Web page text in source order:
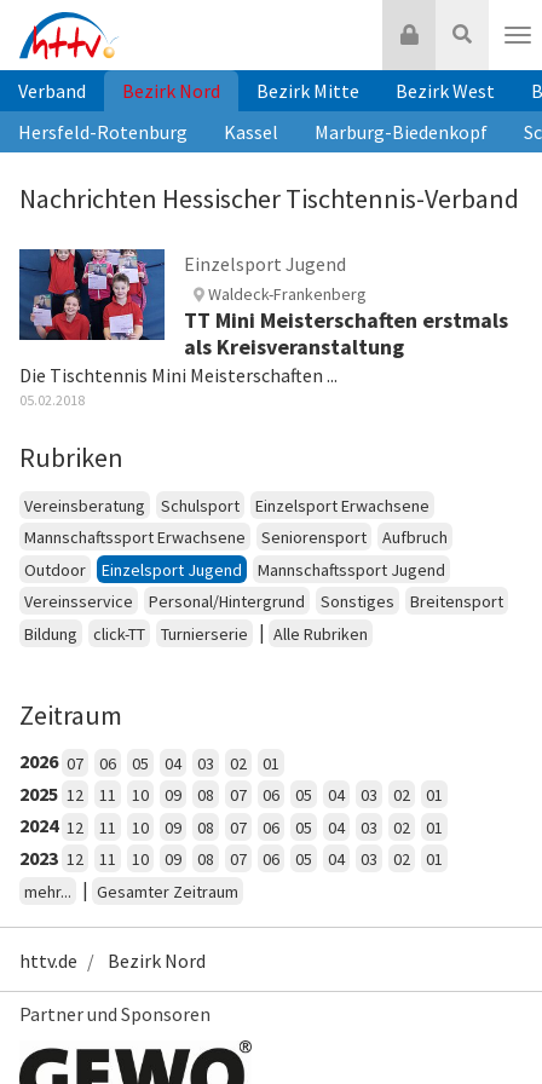
Inhalt
springen
Suche
Login
Verband Bezirk Nord Bezirk Mitte Bezirk West
Hersfeld-Rotenburg
Kassel Marburg-Biedenkopf
Nachrichten Hessischer Tischtennis-Verband
Einzelsport Jugend
Waldeck-Frankenberg
TT Mini Meisterschaften erstmals
als Kreisveranstaltung
Die Tischtennis Mini Meisterschaften ...
05.02.2018
Rubriken
Vereinsberatung Schulsport
Einzelsport Erwachsene
Mannschaftssport Erwachsene
Seniorensport
Aufbruch
Outdoor
Einzelsport Jugend
Mannschaftssport Jugend
Vereinsservice
Personal/Hintergrund Sonstiges
Breitensport
Bildung
click-TT Turnierserie | Alle Rubriken
Zeitraum
2026 07 06 05 04 03 02 01
2025 12 11 10 09 08 07 06 05 04 03 02 01
2024 12 11 10 09 08 07 06 05 04 03 02 01
2023 12 11 10 09 08 07 06 05 04 03 02
01
mehr...
| Gesamter Zeitraum
httv.de Bezirk Nord
Partner und Sponsoren